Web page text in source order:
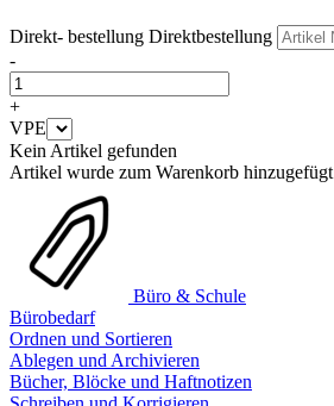
Direkt- bestellung Direktbestellung
-
+
VPE
Kein Artikel gefunden
Artikel wurde zum Warenkorb hinzugefügt
Büro & Schule
Bürobedarf
Ordnen und Sortieren
Ablegen und Archivieren
Bücher, Blöcke und Haftnotizen